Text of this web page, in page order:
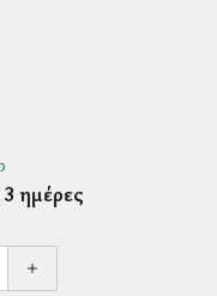
ημέρες